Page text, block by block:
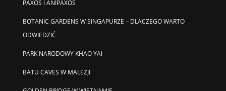
PAXOS I ANIPAXOS
BOTANIC GARDENS W SINGAPURZE – DLACZEGO WARTO
ODWIEDZIĆ
PARK NARODOWY KHAO YAI
BATU CAVES W MALEZJI